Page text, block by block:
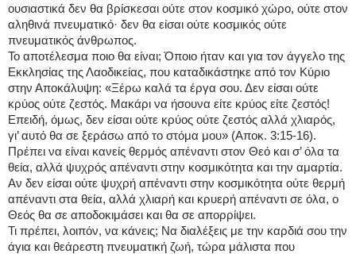
ουσιαστικά δεν θα βρίσκεσαι ούτε στον κοσμικό χώρο, ούτε στον
αληθινά πνευματικό· δεν θα είσαι ούτε κοσμικός ούτε
πνευματικός άνθρωπος.
Το αποτέλεσμα ποιο θα είναι; Όποιο ήταν και για τον άγγελο της
Εκκλησίας της Λαοδικείας, που καταδικάστηκε από τον Κύριο
στην Αποκάλυψη: «Ξέρω καλά τα έργα σου. Δεν είσαι ούτε
κρύος ούτε ζεστός. Μακάρι να ήσουνα είτε κρύος είτε ζεστός!
Επειδή, όμως, δεν είσαι ούτε κρύος ούτε ζεστός αλλά χλιαρός,
γι’ αυτό θα σε ξεράσω από το στόμα μου» (Αποκ. 3:15-16).
Πρέπει να είναι κανείς θερμός απέναντι στον Θεό και σ’ όλα τα
θεία, αλλά ψυχρός απέναντι στην κοσμικότητα και την αμαρτία.
Αν δεν είσαι ούτε ψυχρή απέναντι στην κοσμικότητα ούτε θερμή
απέναντι στα θεία, αλλά χλιαρή και κρυερή απέναντι σε όλα, ο
Θεός θα σε αποδοκιμάσει και θα σε απορρίψει.
Τι πρέπει, λοιπόν, να κάνεις; Να διαλέξεις με την καρδιά σου την
άγια και θεάρεστη πνευματική ζωή, τώρα μάλιστα που